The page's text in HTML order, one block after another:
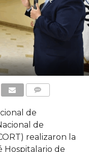
de
de
realizaron la
Hospitalario de